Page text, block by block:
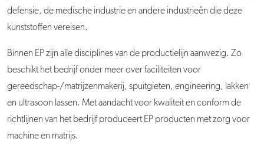
defensie, de medische industrie en andere industrieën die deze
kunststoffen vereisen.
Binnen EP zijn alle disciplines van de productielijn aanwezig. Zo
beschikt het bedrijf onder meer over faciliteiten voor
gereedschap-/matrijzenmakerij, spuitgieten, engineering, lakken
en ultrasoon lassen. Met aandacht voor kwaliteit en conform de
richtlijnen van het bedrijf produceert EP producten met zorg voor
machine en matrijs.